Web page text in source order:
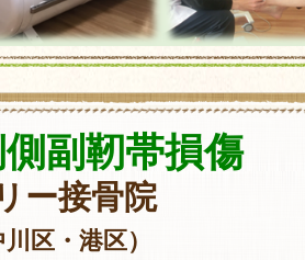
副靭帯損傷
ー接骨院
区・港区）